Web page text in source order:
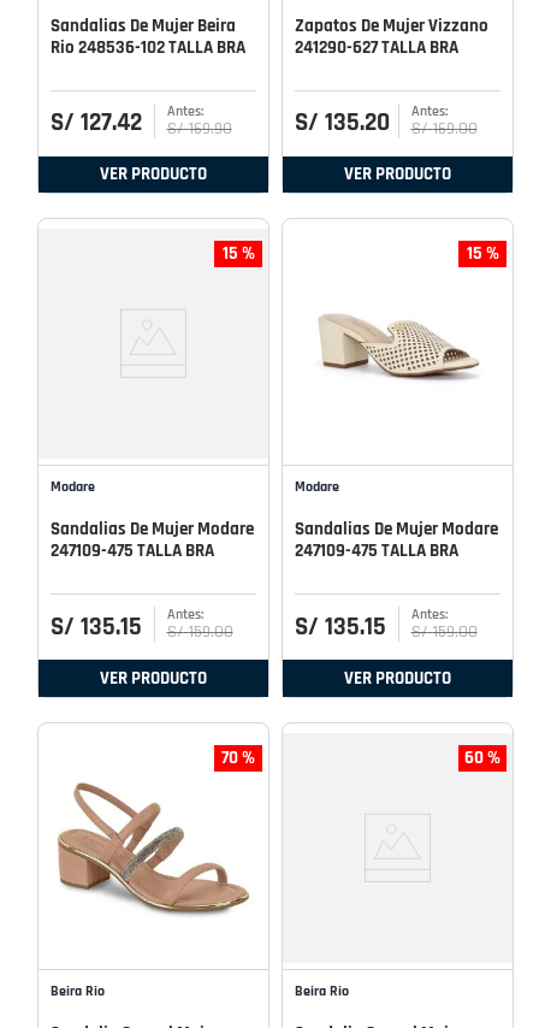
Sandalias De Mujer Beira
Rio 248536-102 TALLA BRA
S/ 127.42 S/ 169.90
VER PRODUCTO
Zapatos De Mujer Vizzano
241290-627 TALLA BRA
S/ 135.20 S/ 169.00
VER PRODUCTO
15 %
Modare
Sandalias De Mujer Modare
247109-475 TALLA BRA
S/ 135.15 S/ 159.00
VER PRODUCTO
15 %
Modare
Sandalias De Mujer Modare
247109-475 TALLA BRA
S/ 135.15 S/ 159.00
VER PRODUCTO
70 %
Beira Rio
60 %
Beira Rio